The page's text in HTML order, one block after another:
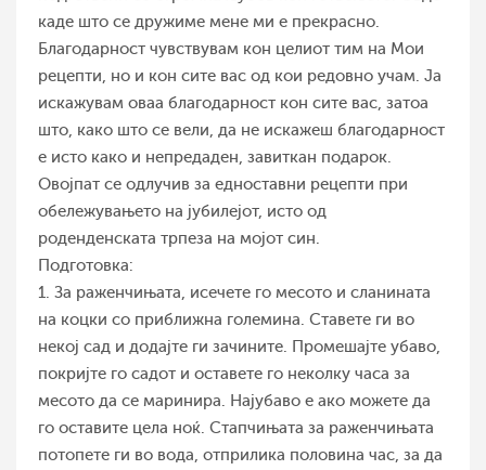
каде што се дружиме мене ми е прекрасно.
Благодарност чувствувам кон целиот тим на Мои
рецепти, но и кон сите вас од кои редовно учам. Ја
искажувам оваа благодарност кон сите вас, затоа
што, како што се вели, да не искажеш благодарност
е исто како и непредаден, завиткан подарок.
Овојпат се одлучив за едноставни рецепти при
обележувањето на јубилејот, исто од
роденденската трпеза на мојот син.
Подготовка:
1. За раженчињата, исечете го месото и сланината
на коцки со приближна големина. Ставете ги во
некој сад и додајте ги зачините. Промешајте убаво,
покријте го садот и оставете го неколку часа за
месото да се маринира. Најубаво е ако мoжете да
го оставите цела ноќ. Стапчињата за раженчињата
потопете ги во вода, отприлика половина час, за да